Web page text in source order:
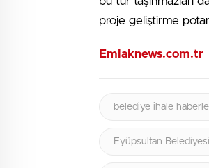
proje geliştirme
Emlaknews.com.tr
belediye ihale
Eyüpsultan